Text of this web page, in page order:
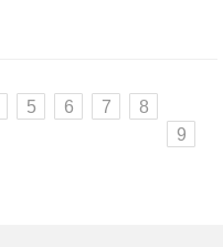
5 6 7
8
9